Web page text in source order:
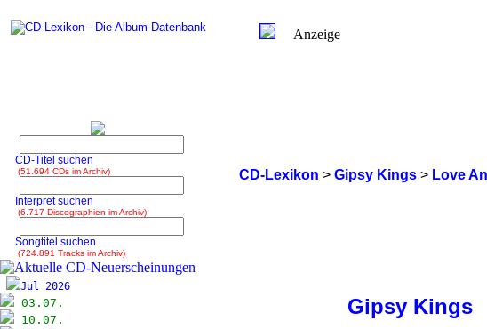
CD-Lexikon > Gipsy Kings> Love
Gipsy Kings
Anzeige
CD-Titel suchen
(51.694 CDs im Archiv)
Interpret suchen
(6.717 Discographien im Archiv)
Songtitel suchen
(724.891 Tracks im Archiv)
Jul 2026
03.07.
10.07.